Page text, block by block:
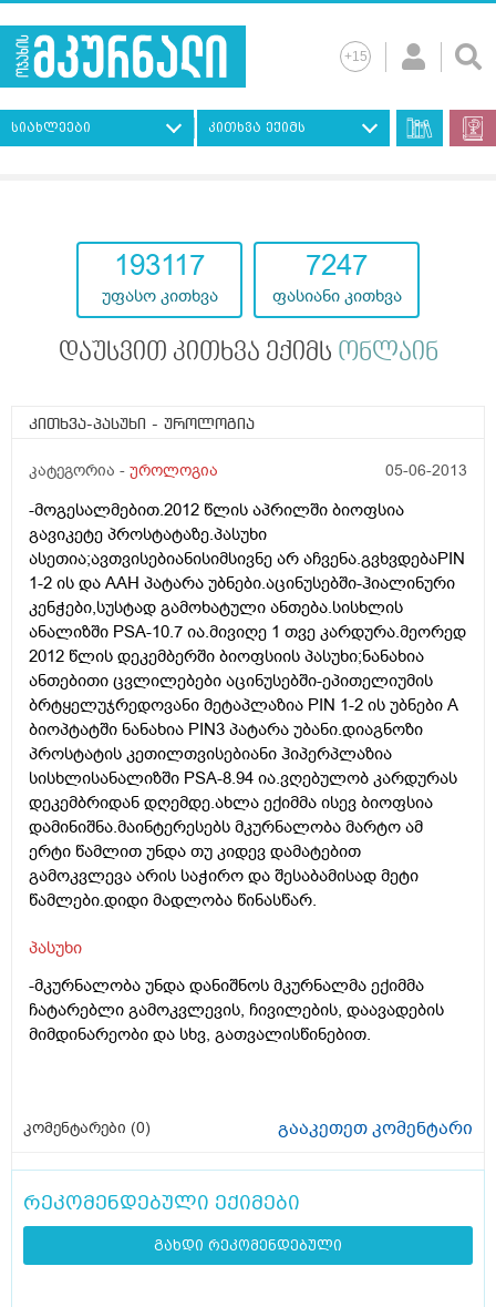
სიახლეები კითხვა ექიმს
193117
უფასო კითხვა
7247
ფასიანი კითხვა
დაუსვით კითხვა ექიმს ონლაინ
კითხვა-პასუხი - უროლოგია
კატეგორია - უროლოგია 05-06-2013
-მოგესალმებით.2012 წლის აპრილში ბიოფსია
გავიკეტე პროსტატაზე.პასუხი
ასეთია;ავთვისებიანისიმსივნე არ აჩვენა.გვხვდებაPIN
1-2 ის და AAH პატარა უბნები.აცინუსებში-ჰიალინური
კენჭები,სუსტად გამოხატული ანთება.სისხლის
ანალიზში PSA-10.7 ია.მივიღე 1 თვე კარდურა.მეორედ
2012 წლის დეკემბერში ბიოფსიის პასუხი;ნანახია
ანთებითი ცვლილებები აცინუსებში-ეპითელიუმის
ბრტყელუჯრედოვანი მეტაპლაზია PIN 1-2 ის უბნები A
ბიოპტატში ნანახია PIN3 პატარა უბანი.დიაგნოზი
პროსტატის კეთილთვისებიანი ჰიპერპლაზია
სისხლისანალიზში PSA-8.94 ია.ვღებულობ კარდურას
დეკემბრიდან დღემდე.ახლა ექიმმა ისევ ბიოფსია
დამინიშნა.მაინტერესებს მკურნალობა მარტო ამ
ერტი წამლით უნდა თუ კიდევ დამატებით
გამოკვლევა არის საჭირო და შესაბამისად მეტი
წამლები.დიდი მადლობა წინასწარ.
პასუხი
-მკურნალობა უნდა დანიშნოს მკურნალმა ექიმმა
ჩატარებლი გამოკვლევის, ჩივილების, დაავადების
მიმდინარეობი და სხვ, გათვალისწინებით.
კომენტარები (0) გააკეთეთ კომენტარი
რეკომენდებული ექიმები
გახდი რეკომენდებული